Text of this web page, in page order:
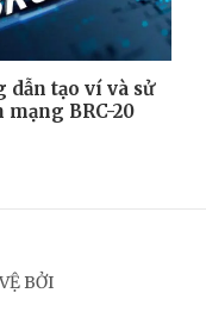
dẫn tạo ví và sử
BRC-20
BỞI